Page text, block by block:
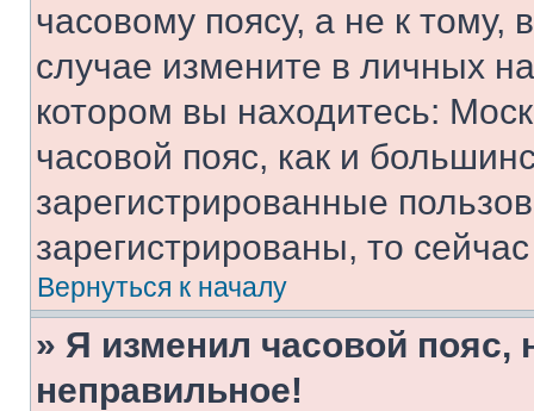
часовому поясу, а не к тому,
случае измените в личных
котором вы находитесь:
часовой пояс, как и
зарегистрированные
зарегистрированы, то
Вернуться к началу
» Я изменил часовой пояс,
неправильное!